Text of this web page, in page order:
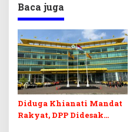
Baca juga
Diduga Khianati Mandat
Rakyat, DPP Didesak